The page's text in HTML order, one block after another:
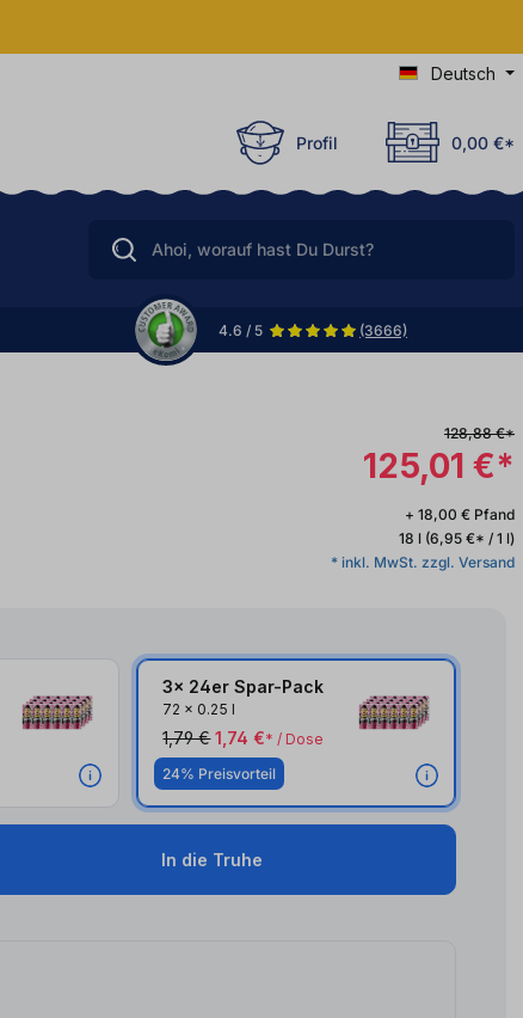
Deutsch
Profil 0,00 €*
4.6 / 5 (3666)
128,88 €*
125,01 €*
+ 18,00 € Pfand
18 l (6,95 €* / 1 l)
* inkl. MwSt. zzgl. Versand
3x
3x 24er Spar-Pack
72 x 0.25 l
1,79 € 1,74 €* / Dose
24% Preisvorteil
In die Truhe